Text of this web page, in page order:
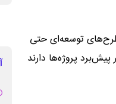
توسعه‌ای حتی
پروژه‌ها دارند